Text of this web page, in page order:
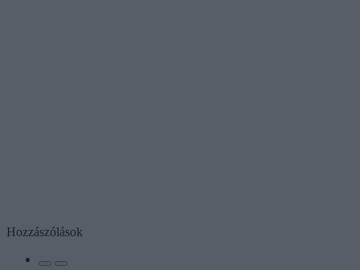
Hozzászólások